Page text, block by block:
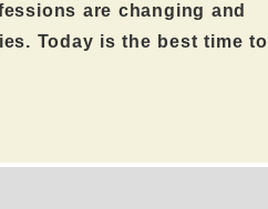
are changing and
Today is the best time to